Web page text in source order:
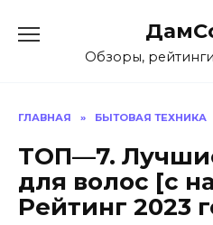
содержаниюОбзоры,
ГЛАВНАЯ » БЫТОВАЯ ТЕХНИКА
ТОП—7.
для волос [с
Рейтинг 2023